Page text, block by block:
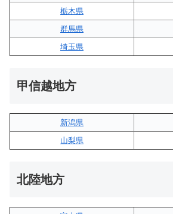
栃木県
群馬県
埼玉県
甲信越地方
新潟県
山梨県
北陸地方